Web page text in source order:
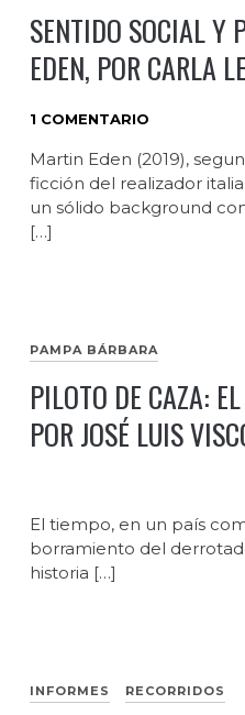
SENTIDO SOCIAL Y
EDEN, POR CARLA
1 COMENTARIO
Martin Eden (2019),
ficción del realizador
un sólido background
[…]
PAMPA BÁRBARA
PILOTO DE CAZA:
POR JOSÉ LUIS
El tiempo, en un país
borramiento del
historia […]
INFORMES RECORRIDOS